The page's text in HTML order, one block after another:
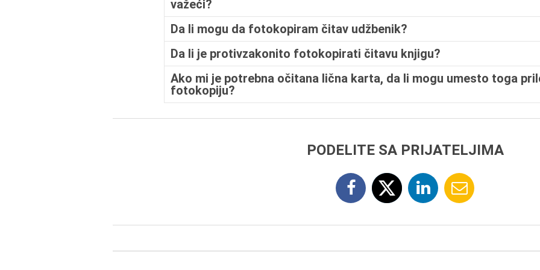
važeći?
Da li mogu da fotokopiram čitav udžbenik?
Da li je protivzakonito fotokopirati čitavu knjigu?
Ako mi je potrebna očitana lična karta, da li mogu umesto toga
fotokopiju?
PODELITE SA PRIJATELJIMA